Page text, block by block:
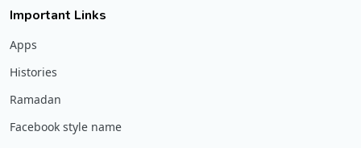
Important Links
Apps
Histories
Ramadan
Facebook style name